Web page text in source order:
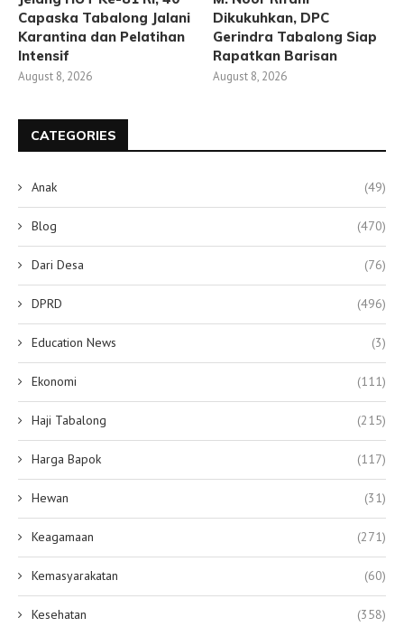
Capaska Tabalong Jalani
Karantina dan Pelatihan
Intensif
August 8, 2026
Dikukuhkan, DPC
Gerindra Tabalong Siap
Rapatkan Barisan
August 8, 2026
CATEGORIES
Anak (49)
Blog (470)
Dari Desa (76)
DPRD (496)
Education News (3)
Ekonomi (111)
Haji Tabalong (215)
Harga Bapok (117)
Hewan (31)
Keagamaan (271)
Kemasyarakatan (60)
Kesehatan (358)